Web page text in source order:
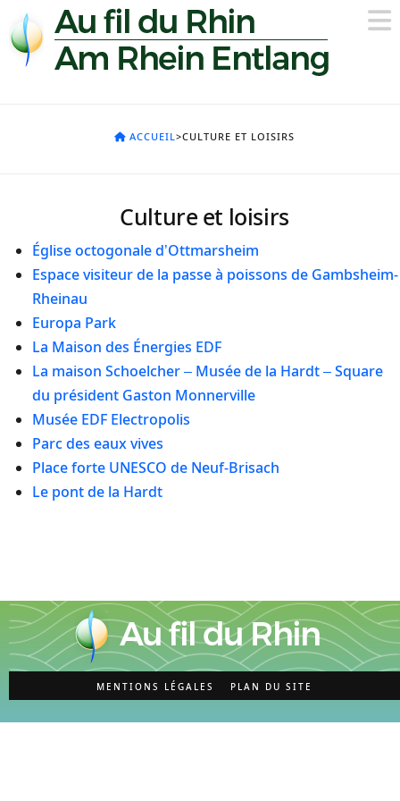
ACCUEIL>CULTURE ET LOISIRS
Culture et loisirs
Église octogonale d’Ottmarsheim
Espace visiteur de la passe à poissons de Gambsheim-
Rheinau
Europa Park
La Maison des Énergies EDF
La maison Schoelcher – Musée de la Hardt – Square
du président Gaston Monnerville
Musée EDF Electropolis
Parc des eaux vives
Place forte UNESCO de Neuf-Brisach
Le pont de la Hardt
MENTIONS LÉGALES PLAN DU SITE